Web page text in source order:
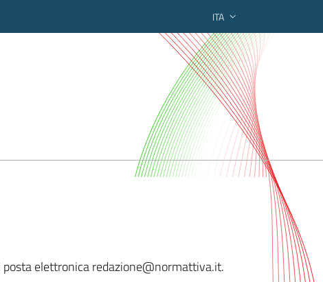
ITA
regionale
elettronica redazione@normattiva.it.